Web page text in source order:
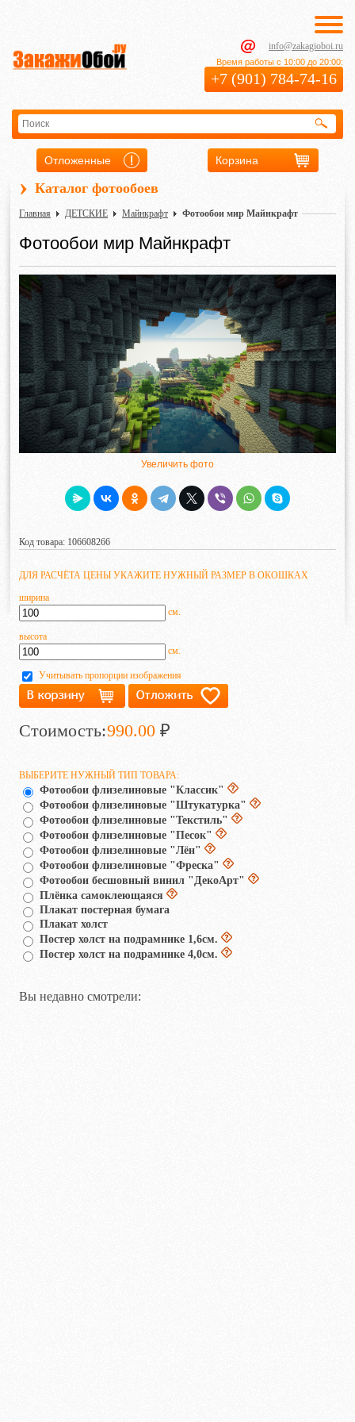
info@zakagioboi.ru
Время работы с 10:00 до 20:00:
+7 (901) 784-74-16
Отложенные Корзина
› Каталог фотообоев
Главная ДЕТСКИЕ Майнкрафт Фотообои мир Майнкрафт
Фотообои мир Майнкрафт
Увеличить фото
Код товара: 106608266
ДЛЯ РАСЧЁТА ЦЕНЫ УКАЖИТЕ НУЖНЫЙ РАЗМЕР В ОКОШКАХ
ширина
см.
высота
см.
Учитывать пропорции изображения
Стоимость:990.00 ₽
ВЫБЕРИТЕ НУЖНЫЙ ТИП ТОВАРА:
Фотообои флизелиновые "Классик"
Фотообои флизелиновые "Штукатурка"
Фотообои флизелиновые "Текстиль"
Фотообои флизелиновые "Песок"
Фотообои флизелиновые "Лён"
Фотообои флизелиновые "Фреска"
Фотообои бесшовный винил "ДекоАрт"
Плёнка самоклеющаяся
Плакат постерная бумага
Плакат холст
Постер холст на подрамнике 1,6см.
Постер холст на подрамнике 4,0см.
Вы недавно смотрели: